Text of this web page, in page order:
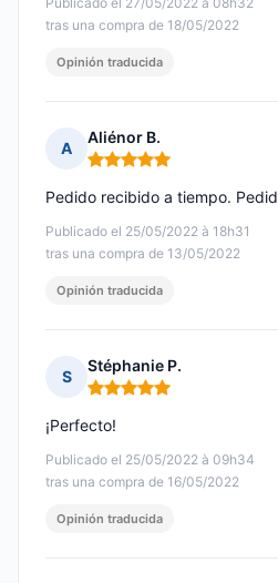
tras una compra de 18/05/2022
Opinión traducida
A
Aliénor B.
Nota: 5 de 5
Publicado el 25/05/2022 à 18h31
tras una compra de 13/05/2022
Pedido recibido a tiempo.
Opinión traducida
S
Stéphanie P.
Nota: 5 de 5
Publicado el 25/05/2022 à 09h34
tras una compra de 16/05/2022
¡Perfecto!
Opinión traducida